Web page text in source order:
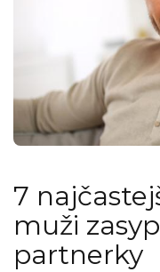
7
muži
partnerky